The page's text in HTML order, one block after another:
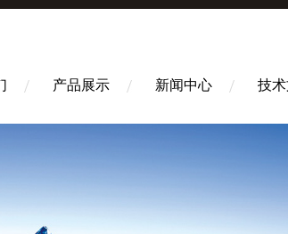
产品展示 新闻中心 技